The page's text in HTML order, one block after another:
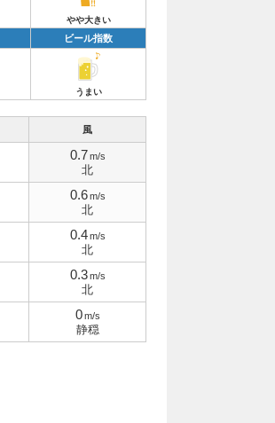
やや大きい
ビール指数
うまい
風
0.7m/s
北
0.6m/s
北
0.4m/s
北
0.3m/s
北
0m/s
静穏